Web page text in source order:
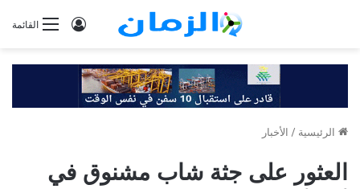
القائمةتسجيل
الرئيسية / الأخبار
العثور على جثة شاب مشنوق في